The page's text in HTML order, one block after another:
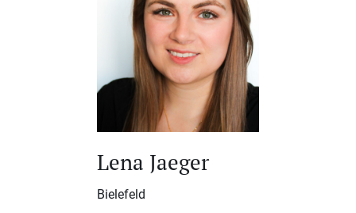
Lena Jaeger
Bielefeld